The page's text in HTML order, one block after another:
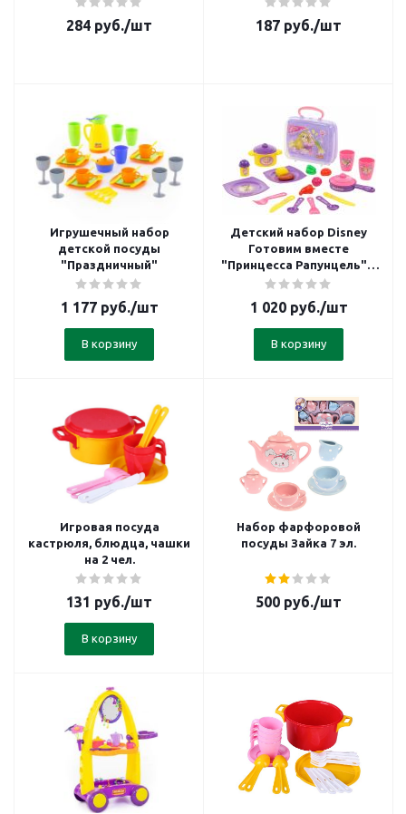
284 руб./шт 187 руб./шт
Игрушечный набор
детской посуды
"Праздничный"
1 177руб./шт
В корзину
Детский набор Disney
Готовим вместе
"Принцесса Рапунцель" в
чемоданчике
1 020руб./шт
В корзину
Игровая посуда
кастрюля, блюдца, чашки
на 2 чел.
131 руб./шт
В корзину
Набор фарфоровой
посуды Зайка 7 эл.
500 руб./шт